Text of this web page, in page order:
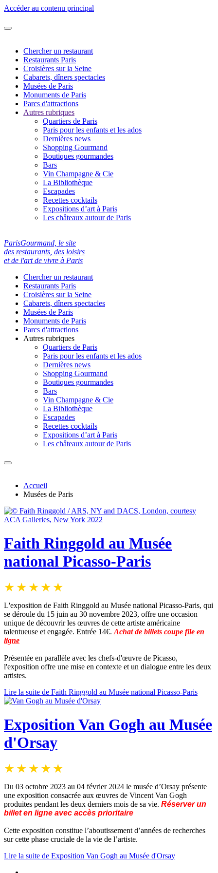
Accéder au contenu principal
Chercher un restaurant
Restaurants Paris
Croisières sur la Seine
Cabarets, dîners spectacles
Musées de Paris
Monuments de Paris
Parcs d'attractions
Autres rubriques
Quartiers de Paris
Paris pour les enfants et les ados
Dernières news
Shopping Gourmand
Boutiques gourmandes
Bars
Vin Champagne & Cie
La Bibliothèque
Escapades
Recettes cocktails
Expositions d’art à Paris
Les châteaux autour de Paris
ParisGourmand, le site
des restaurants, des loisirs
et de l'art de vivre à Paris
Chercher un restaurant
Restaurants Paris
Croisières sur la Seine
Cabarets, dîners spectacles
Musées de Paris
Monuments de Paris
Parcs d'attractions
Autres rubriques
Quartiers de Paris
Paris pour les enfants et les ados
Dernières news
Shopping Gourmand
Boutiques gourmandes
Bars
Vin Champagne & Cie
La Bibliothèque
Escapades
Recettes cocktails
Expositions d’art à Paris
Les châteaux autour de Paris
Accueil
Musées de Paris
Faith Ringgold au Musée
national Picasso-Paris
L'exposition de Faith Ringgold au Musée national Picasso-Paris, qui
se déroule du 15 juin au 30 novembre 2023, offre une occasion
unique de découvrir les œuvres de cette artiste américaine
talentueuse et engagée. Entrée 14€. Achat de billets coupe file en
ligne
Présentée en parallèle avec les chefs-d'œuvre de Picasso,
l'exposition offre une mise en contexte et un dialogue entre les deux
artistes.
Lire la suite de Faith Ringgold au Musée national Picasso-Paris
Exposition Van Gogh au Musée
d'Orsay
Du 03 octobre 2023 au 04 février 2024 le musée d’Orsay présente
une exposition consacrée aux œuvres de Vincent Van Gogh
produites pendant les deux derniers mois de sa vie. Réserver un
billet en ligne avec accès prioritaire
Cette exposition constitue l’aboutissement d’années de recherches
sur cette phase cruciale de la vie de l’artiste.
Lire la suite de Exposition Van Gogh au Musée d'Orsay